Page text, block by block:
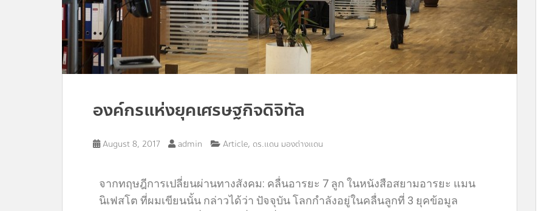
องค์กรแห่งยุคเศรษฐกิจดิจิทัล
August 8, 2017 admin Article, ดร.แดน มองต่างแดน
จากทฤษฎีการเปลี่ยนผ่านทางสังคม: คลื่นอารยะ 7 ลูก ในหนังสือสยามอารยะ แมน
นิเฟสโต ที่ผมเขียนนั้น กล่าวได้ว่า ปัจจุบัน โลกกำลังอยู่ในคลื่นลูกที่ 3 ยุคข้อมูล